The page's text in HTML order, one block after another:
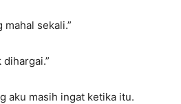
mahal sekali.”
aku masih ingat ketika itu.